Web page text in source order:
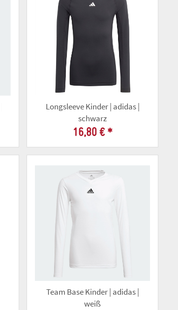
Longsleeve Kinder | adidas |
schwarz
16,80 € *
Team Base Kinder | adidas |
weiß